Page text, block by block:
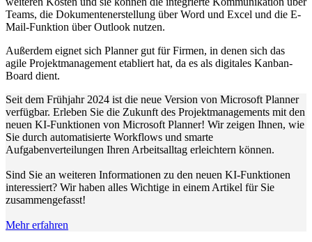
Teams, die Dokumentenerstellung über Word und Excel und die E-
Mail-Funktion über Outlook nutzen.
Außerdem eignet sich Planner gut für Firmen, in denen sich das
agile Projektmanagement etabliert hat, da es als digitales Kanban-
Board dient.
Seit dem Frühjahr 2024 ist die neue Version von Microsoft Planner
verfügbar. Erleben Sie die Zukunft des Projektmanagements mit den
neuen KI-Funktionen von Microsoft Planner! Wir zeigen Ihnen, wie
Sie durch automatisierte Workflows und smarte
Aufgabenverteilungen Ihren Arbeitsalltag erleichtern können.
Sind Sie an weiteren Informationen zu den neuen KI-Funktionen
interessiert? Wir haben alles Wichtige in einem Artikel für Sie
zusammengefasst!
Mehr erfahren